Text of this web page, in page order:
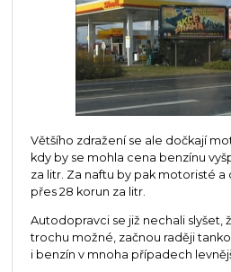
Většího zdražení se ale dočkají
kdy by se mohla cena benzínu
za litr. Za naftu by pak motoristé
přes 28 korun za litr.
Autodopravci se již nechali slyšet,
trochu možné, začnou raději
i benzín v mnoha případech